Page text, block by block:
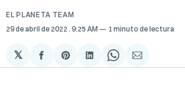
EL PLANETA TEAM
29 de abril de 2022 . 9:25 AM 1 minuto de lectura
𝕏
Compartir
en
Share
on
Compartir
en
Share
on
Compartir
via